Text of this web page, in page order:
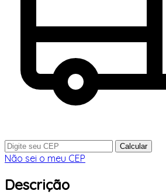
Calcular
Não sei o meu CEP
Descrição